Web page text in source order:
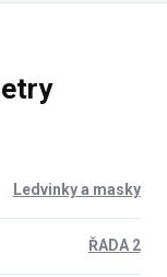
Ledvinky a masky
ŘADA 2